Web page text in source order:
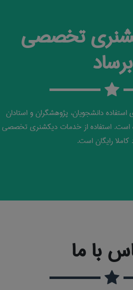
تخصصی
برساد
دانشجویان، پژوهشگران و استادان
استفاده از خدمات دیکشنری تخصصی
کاملا رایگان است.
با ما